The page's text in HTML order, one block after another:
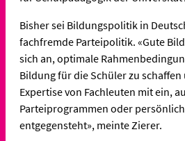
Bisher sei Bildungspolitik in
fachfremde Parteipolitik. «Gute
sich an, optimale
Bildung für die Schüler zu
Expertise von Fachleuten mit ein,
Parteiprogrammen oder
entgegensteht», meinte Zierer.